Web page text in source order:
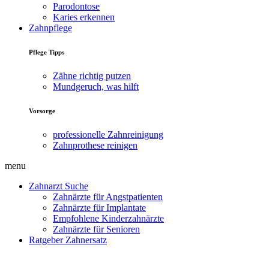
Parodontose
Karies erkennen
Zahnpflege
Pflege Tipps
Zähne richtig putzen
Mundgeruch, was hilft
Vorsorge
professionelle Zahnreinigung
Zahnprothese reinigen
menu
Zahnarzt Suche
Zahnärzte für Angstpatienten
Zahnärzte für Implantate
Empfohlene Kinderzahnärzte
Zahnärzte für Senioren
Ratgeber Zahnersatz